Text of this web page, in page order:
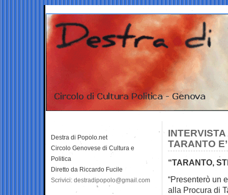
TARANTO
“TARANTO,
“Presenterò un
alla Procura di
Destra di Popolo.net
Circolo Genovese di Cultura e
Politica
Diretto da Riccardo Fucile
Scrivici: destradipopolo@gmail.com